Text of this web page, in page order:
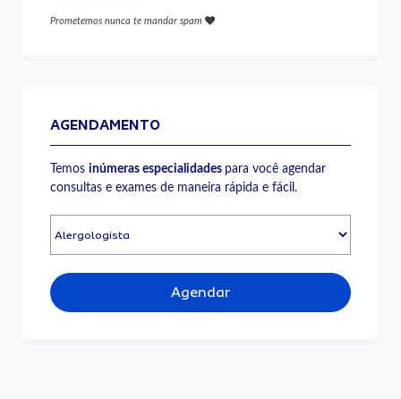
Prometemos nunca te mandar spam
AGENDAMENTO
Temosinúmeras especialidades para você agendar
consultas e exames de maneira rápida e fácil.
Agendar